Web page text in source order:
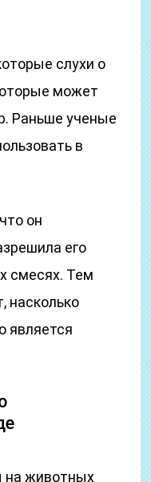
слухи о
может
Раньше ученые
в
он
его
смесях. Тем
насколько
является
на животных